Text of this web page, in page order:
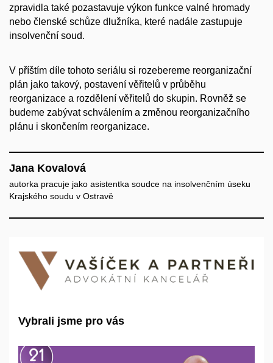
zpravidla také pozastavuje výkon funkce valné hromady
nebo členské schůze dlužníka, které nadále zastupuje
insolvenční soud.
V příštím díle tohoto seriálu si rozebereme reorganizační
plán jako takový, postavení věřitelů v průběhu
reorganizace a rozdělení věřitelů do skupin. Rovněž se
budeme zabývat schválením a změnou reorganizačního
plánu i skončením reorganizace.
Jana Kovalová
autorka pracuje jako asistentka soudce na insolvenčním úseku
Krajského soudu v Ostravě
Vybrali jsme pro vás